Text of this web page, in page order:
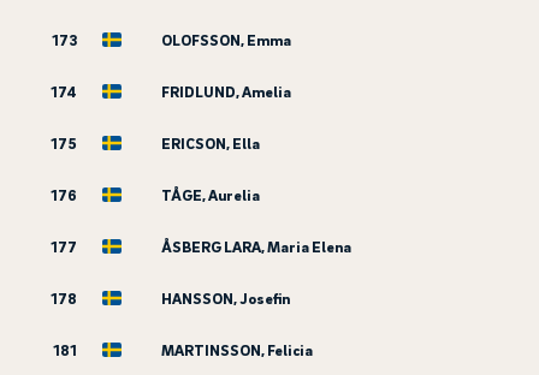
173 OLOFSSON, Emma
174 FRIDLUND, Amelia
175 ERICSON, Ella
176 TÅGE, Aurelia
177 ÅSBERG LARA, Maria Elena
178 HANSSON, Josefin
181 MARTINSSON, Felicia